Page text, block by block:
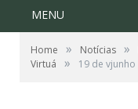
MENU
Home » Notícias »
Virtuá
» 19 de vjunho